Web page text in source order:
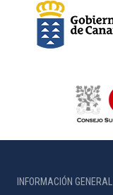
INFORMACIÓN GENERAL